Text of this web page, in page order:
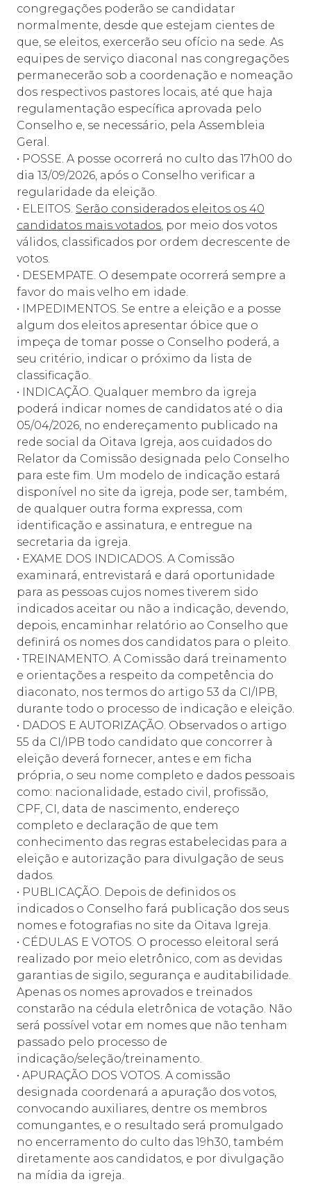
congregações poderão se candidatar
normalmente, desde que estejam cientes de
que, se eleitos, exercerão seu ofício na sede. As
equipes de serviço diaconal nas congregações
permanecerão sob a coordenação e nomeação
dos respectivos pastores locais, até que haja
regulamentação específica aprovada pelo
Conselho e, se necessário, pela Assembleia
Geral.
• POSSE. A posse ocorrerá no culto das 17h00 do
dia 13/09/2026, após o Conselho verificar a
regularidade da eleição.
• ELEITOS. Serão considerados eleitos os 40
candidatos mais votados, por meio dos votos
válidos, classificados por ordem decrescente de
votos.
• DESEMPATE. O desempate ocorrerá sempre a
favor do mais velho em idade.
• IMPEDIMENTOS. Se entre a eleição e a posse
algum dos eleitos apresentar óbice que o
impeça de tomar posse o Conselho poderá, a
seu critério, indicar o próximo da lista de
classificação.
• INDICAÇÃO. Qualquer membro da igreja
poderá indicar nomes de candidatos até o dia
05/04/2026, no endereçamento publicado na
rede social da Oitava Igreja, aos cuidados do
Relator da Comissão designada pelo Conselho
para este fim. Um modelo de indicação estará
disponível no site da igreja, pode ser, também,
de qualquer outra forma expressa, com
identificação e assinatura, e entregue na
secretaria da igreja.
• EXAME DOS INDICADOS. A Comissão
examinará, entrevistará e dará oportunidade
para as pessoas cujos nomes tiverem sido
indicados aceitar ou não a indicação, devendo,
depois, encaminhar relatório ao Conselho que
definirá os nomes dos candidatos para o pleito.
• TREINAMENTO. A Comissão dará treinamento
e orientações a respeito da competência do
diaconato, nos termos do artigo 53 da CI/IPB,
durante todo o processo de indicação e eleição.
• DADOS E AUTORIZAÇÃO. Observados o artigo
55 da CI/IPB todo candidato que concorrer à
eleição deverá fornecer, antes e em ficha
própria, o seu nome completo e dados pessoais
como: nacionalidade, estado civil, profissão,
CPF, CI, data de nascimento, endereço
completo e declaração de que tem
conhecimento das regras estabelecidas para a
eleição e autorização para divulgação de seus
dados.
• PUBLICAÇÃO. Depois de definidos os
indicados o Conselho fará publicação dos seus
nomes e fotografias no site da Oitava Igreja.
• CÉDULAS E VOTOS. O processo eleitoral será
realizado por meio eletrônico, com as devidas
garantias de sigilo, segurança e auditabilidade.
Apenas os nomes aprovados e treinados
constarão na cédula eletrônica de votação. Não
será possível votar em nomes que não tenham
passado pelo processo de
indicação/seleção/treinamento.
• APURAÇÃO DOS VOTOS. A comissão
designada coordenará a apuração dos votos,
convocando auxiliares, dentre os membros
comungantes, e o resultado será promulgado
no encerramento do culto das 19h30, também
diretamente aos candidatos, e por divulgação
na mídia da igreja.